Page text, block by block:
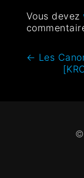
Vous devez
← Les
©